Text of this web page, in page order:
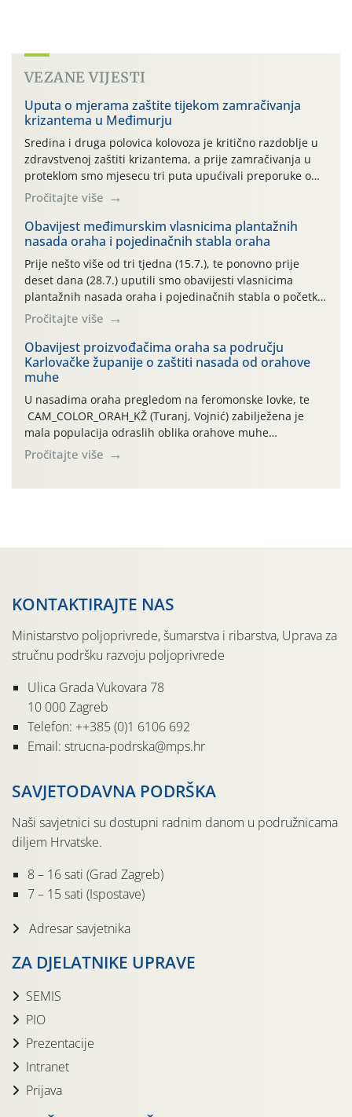
VEZANE VIJESTI
Uputa o mjerama zaštite tijekom zamračivanja
krizantema u Međimurju
Sredina i druga polovica kolovoza je kritično razdoblje u
zdravstvenoj zaštiti krizantema, a prije zamračivanja u
proteklom smo mjesecu tri puta upućivali preporuke o
preventivnim mjerama zaštite krizantema od najčešćih
uzročnika bolesti, štetnika i fito-fagnih grinja (23.7., 14.7.,
06.7.)! Na početku ovog mjeseca je zabilježeno je
povijesno i ekstremno vruće meteorološko razdoblje, uz
najviše temperature […]
Pročitajte više
Obavijest međimurskim vlasnicima plantažnih
nasada oraha i pojedinačnih stabla oraha
Prije nešto više od tri tjedna (15.7.), te ponovno prije
deset dana (28.7.) uputili smo obavijesti vlasnicima
plantažnih nasada oraha i pojedinačnih stabla o početku
leta i ovogodišnjoj potrebi usmjerenog suzbijanja
orahove muhe (Rhagoletis completa)! Već dvanaest dana
traje drugi ovogodišnji “toplinski udar”, koji naročito
izražen zadnja šest dana (31.7.-05.8.), jer najviše
temperature zraka svakodnevno […]
Pročitajte više
Obavijest proizvođačima oraha sa području
Karlovačke županije o zaštiti nasada od orahove
muhe
U nasadima oraha pregledom na feromonske lovke, te
CAM_COLOR_ORAH_KŽ (Turanj, Vojnić) zabilježena je
mala populacija odraslih oblika orahove muhe
(Rhagoletis completa). Niska brojnost može se objasniti
činjenicom da je riječ o mladim nasadima s vrlo malim
Pročitajte više
KONTAKTIRAJTE NAS
Ministarstvo poljoprivrede, šumarstva i ribarstva, Uprava za
stručnu podršku razvoju poljoprivrede
Ulica Grada Vukovara 78
10 000 Zagreb
Telefon: ++385 (0)1 6106 692
Email: strucna-podrska@mps.hr
SAVJETODAVNA PODRŠKA
Naši savjetnici su dostupni radnim danom u podružnicama
diljem Hrvatske.
8 – 16 sati (Grad Zagreb)
7 – 15 sati (Ispostave)
Adresar savjetnika
ZA DJELATNIKE UPRAVE
SEMIS
PIO
Prezentacije
Intranet
Prijava